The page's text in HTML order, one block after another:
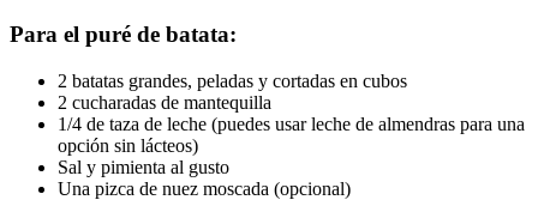
Para el puré de batata:
2 batatas grandes, peladas y cortadas en cubos
2 cucharadas de mantequilla
1/4 de taza de leche (puedes usar leche de almendras para una
opción sin lácteos)
Sal y pimienta al gusto
Una pizca de nuez moscada (opcional)